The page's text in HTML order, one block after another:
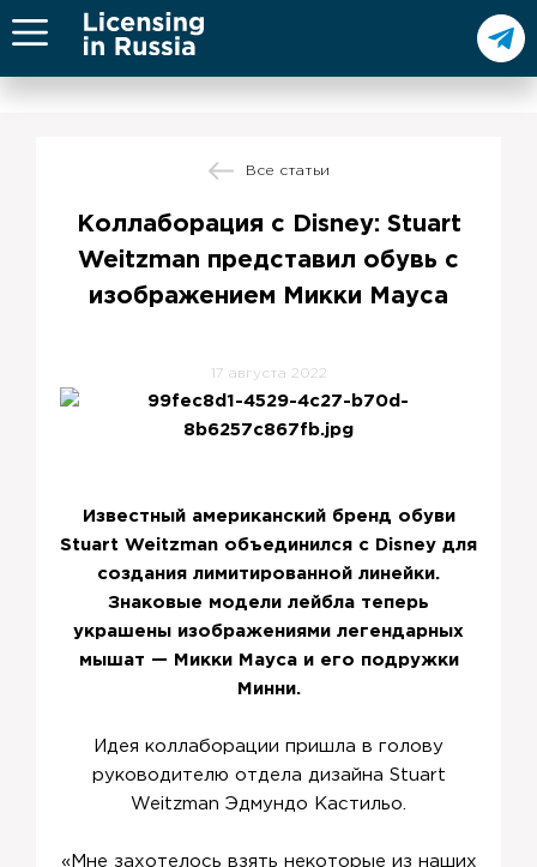
Все статьи
Коллаборация с Disney: Stuart
Weitzman представил обувь с
изображением Микки Мауса
17 августа 2022
Известный американский бренд обуви
Stuart Weitzman объединился с Disney для
создания лимитированной линейки.
Знаковые модели лейбла теперь
украшены изображениями легендарных
мышат — Микки Мауса и его подружки
Минни.
Идея коллаборации пришла в голову
руководителю отдела дизайна Stuart
Weitzman Эдмундо Кастильо.
«Мне захотелось взять некоторые из наших